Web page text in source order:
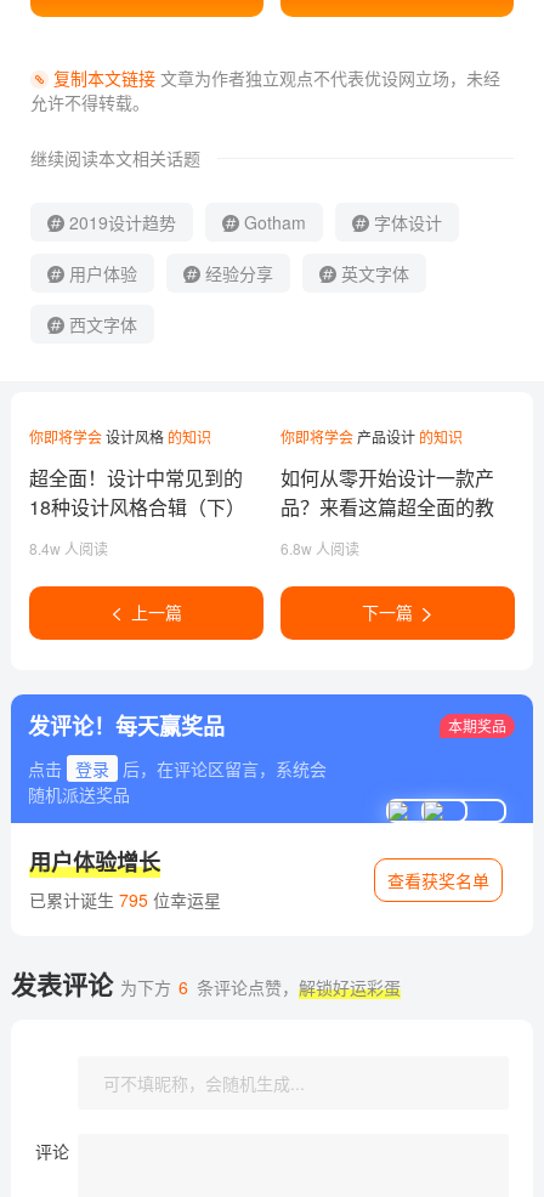
复制本文链接文章为作者独立观点不代表优设网立场， 未经
允许不得转载。
继续阅读本文相关话题
2019设计趋势 Gotham 字体设计
用户体验 经验分享 英文字体
西文字体
你即将学会设计风格的知识
超全面！设计中常见到的
18种设计风格合辑（下）
8.4w 人阅读
上一篇
你即将学会 产品设计 的知识
如何从零开始设计一款产
品？来看这篇超全面的教
6.8w 人阅读
下一篇
发评论！每天赢奖品
点击 登录
后，在评论区留言，系统会
随机派送奖品
本期奖品
用户体验增长
已累计诞生 795位幸运星
查看获奖名单
发表评论 为下方 6 条评论点赞，解锁好运彩蛋
评论